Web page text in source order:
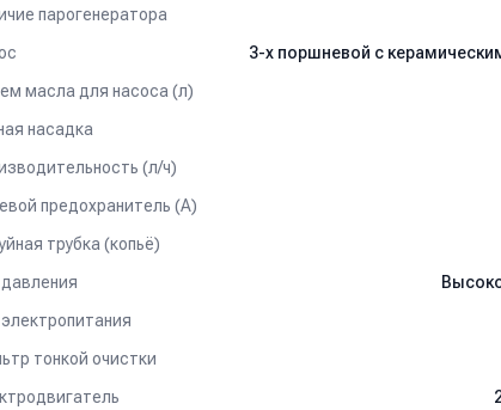
Portotecnica серии G-POWER:
парогенератора
3-х поршневой c
масла для насоса (л)
насадка
(л/ч)
предохранитель (А)
трубка (копьё)
тонкой очистки